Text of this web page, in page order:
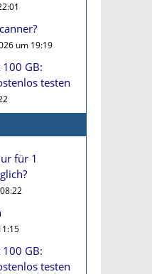
um 19:19
GB:
testen
für 1
GB:
testen